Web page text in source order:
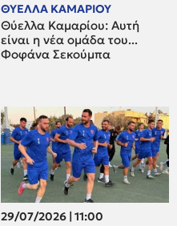
ΘΥΕΛΛΑ ΚΑΜΑΡΙΟΥ
Θύελλα Καμαρίου: Αυτή
είναι η νέα ομάδα του...
Φοφάνα Σεκούμπα
29/07/2026 | 11:00